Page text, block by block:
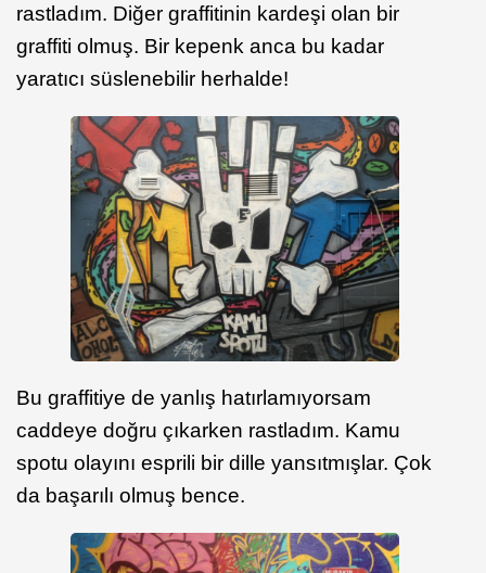
rastladım. Diğer graffitinin kardeşi olan bir
graffiti olmuş. Bir kepenk anca bu kadar
yaratıcı süslenebilir herhalde!
Bu graffitiye de yanlış hatırlamıyorsam
caddeye doğru çıkarken rastladım. Kamu
spotu olayını esprili bir dille yansıtmışlar. Çok
da başarılı olmuş bence.